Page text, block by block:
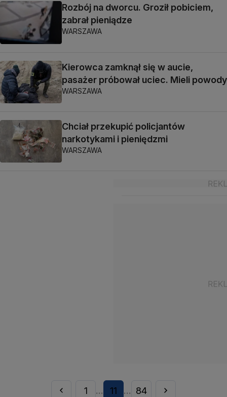
Rozbój na dworcu. Groził pobiciem,
zabrał pieniądze
WARSZAWA
Kierowca zamknął się w aucie,
pasażer próbował uciec. Mieli powody
WARSZAWA
Chciał przekupić policjantów
narkotykami i pieniędzmi
WARSZAWA
1 ... 11 ... 84